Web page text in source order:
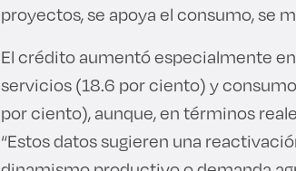
proyectos, se apoya el consumo, se
El crédito aumentó especialmente
servicios (18.6 por ciento) y
por ciento), aunque, en términos
“Estos datos sugieren una